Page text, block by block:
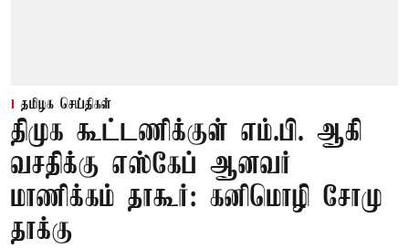
தமிழக செய்திகள்
திமுக கூட்டணிக்குள் எம்.பி. ஆகி
வசதிக்கு எஸ்கேப் ஆனவர்
மாணிக்கம் தாகூர்: கனிமொழி சோமு
தாக்கு